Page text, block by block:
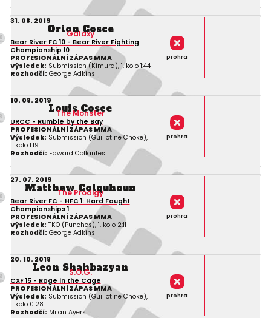
31. 08. 2019
Orion Cosce
Galaxy
Bear River FC 10 - Bear River Fighting
Championship 10
PROFESIONÁLNÍ ZÁPAS MMA
Výsledek: Submission (Kimura), 1. kolo 1:44
Rozhodčí: George Adkins
prohra
10. 08. 2019
Louis Cosce
The Monster
URCC - Rumble by the Bay
PROFESIONÁLNÍ ZÁPAS MMA
Výsledek: Submission (Guillotine Choke),
1. kolo 1:19
Rozhodčí: Edward Collantes
prohra
27. 07. 2019
Matthew Colquhoun
The Prodigy
Bear River FC - HFC 1: Hard Fought
Championships 1
PROFESIONÁLNÍ ZÁPAS MMA
Výsledek: TKO (Punches), 1. kolo 2:11
Rozhodčí: George Adkins
prohra
20. 10. 2018
Leon Shahbazyan
S.O.G.
CXF 15 - Rage in the Cage
PROFESIONÁLNÍ ZÁPAS MMA
Výsledek: Submission (Guillotine Choke),
1. kolo 0:28
Rozhodčí: Milan Ayers
prohra